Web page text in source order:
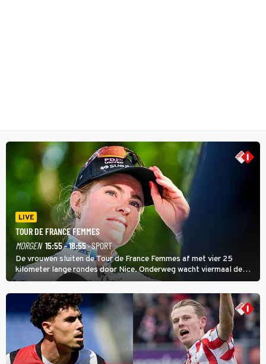
LIVE
TOUR DE FRANCE FEMMES
MORGEN 15:55 - 18:55· SPORT
De vrouwen sluiten de Tour de France Femmes af met vier 25
kilometer lange rondes door Nice. Onderweg wacht viermaal de
zware Col d'Èze. Aan de finish op de Promenade des Anglais krijgt
de eindwinnaar de laatste gele trui.